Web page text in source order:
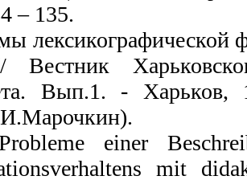
– 135.
лексикографической
Вып.1. -
einer
mit